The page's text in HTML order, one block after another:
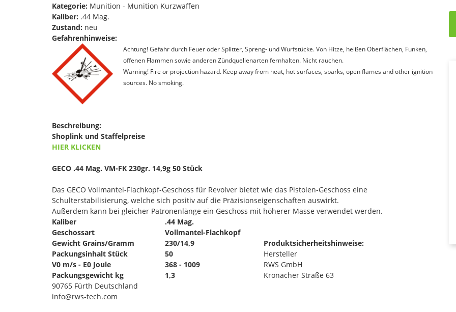
Kategorie: Munition - Munition Kurzwaffen
Kaliber: .44 Mag.
Zustand: neu
Gefahrenhinweise:
Achtung! Gefahr durch Feuer oder Splitter, Spreng- und Wurfstücke. Von Hitze, heißen Oberflächen, Funken,
offenen Flammen sowie anderen Zündquellenarten fernhalten. Nicht rauchen.
Warning! Fire or projection hazard. Keep away from heat, hot surfaces, sparks, open flames and other ignition
sources. No smoking.
Beschreibung:
Shoplink und Staffelpreise
HIER KLICKEN
GECO .44 Mag. VM-FK 230gr. 14,9g 50 Stück
Das GECO Vollmantel-Flachkopf-Geschoss für Revolver bietet wie das Pistolen-Geschoss eine
Schulterstabilisierung, welche sich positiv auf die Präzisionseigenschaften auswirkt.
Außerdem kann bei gleicher Patronenlänge ein Geschoss mit höherer Masse verwendet werden.
Kaliber
.44 Mag.
Geschossart
Vollmantel-Flachkopf
Gewicht Grains/Gramm
230/14,9
Packungsinhalt Stück
50
V0 m/s - E0 Joule
368 - 1009
Packungsgewicht kg
1,3
Produktsicherheitshinweise:
Hersteller
RWS GmbH
Kronacher Straße 63
90765 Fürth Deutschland
info@rws-tech.com